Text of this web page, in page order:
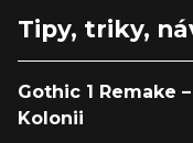
Tipy, triky,
Gothic 1 Remake
Kolonii